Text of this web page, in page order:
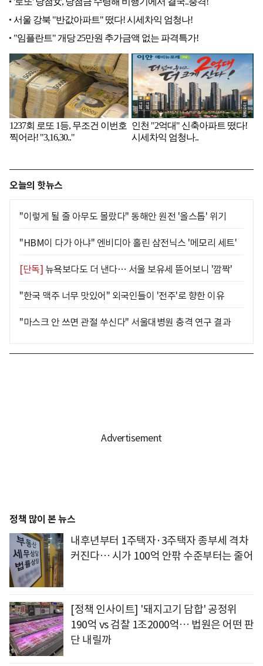
오늘의 핫뉴스
"이렇게 될 줄 아무도 몰랐다" 동해안 원전 '올스톱' 위기
"HBM이 다가 아냐" 엔비디아 홀린 삼전닉스 '메모리 세트'
[단독] 뉴욕보다도 더 낸다… 서울 보유세 뜯어보니 '깜짝'
"한국 맥주 너무 맛있어" 외국인들이 '전주'로 향한 이유
"마스크 안 쓰면 관절 쑤신다" 서울대병원 충격 연구 결과
정책 많이 본 뉴스
내후년부터 1주택자·3주택자 종부세 격차
커진다… 시가 100억 안팎 수준부터는 줄어
[정책 인사이트] '돼지고기 담합' 공정위
190억 vs 검찰 1조2000억… 법원은 어떤 판
단 내릴까